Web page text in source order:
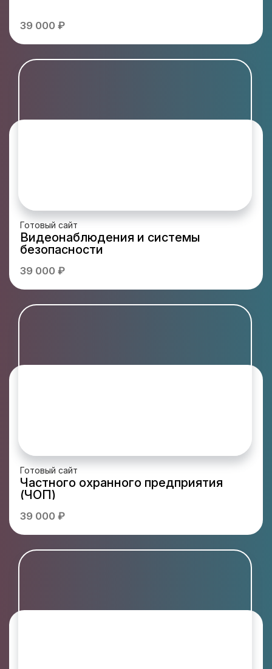
39 000 ₽
Готовый сайт
Видеонаблюдения и системы
безопасности
39 000 ₽
Готовый сайт
Частного охранного предприятия
(ЧОП)
39 000 ₽